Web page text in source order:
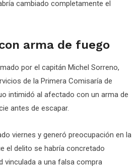
cambiado completamente el
arma de fuego
por el capitán Michel Sorreno,
de la Primera Comisaría de
intimidó al afectado con un arma de
antes de escapar.
viernes y generó preocupación en la
el delito se habría concretado
vinculada a una falsa compra